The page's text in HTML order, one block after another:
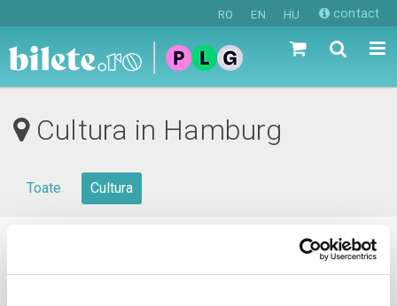
RO EN HU contact
Cultura in Hamburg
Toate Cultura
0 evenimente in viitorul apropiat